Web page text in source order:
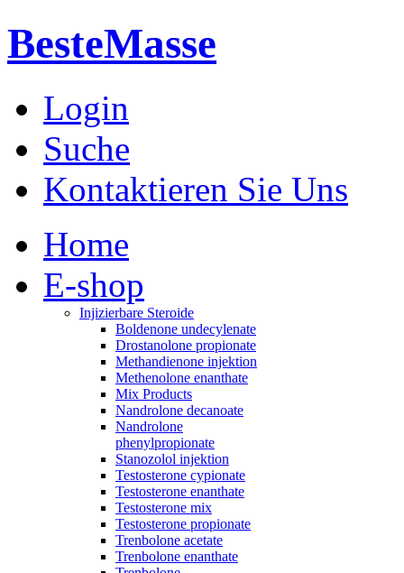
BesteMasse
Login
Suche
Kontaktieren Sie Uns
Home
E-shop
Injizierbare Steroide
Boldenone undecylenate
Drostanolone propionate
Methandienone injektion
Methenolone enanthate
Mix Products
Nandrolone decanoate
Nandrolone
phenylpropionate
Stanozolol injektion
Testosterone cypionate
Testosterone enanthate
Testosterone mix
Testosterone propionate
Trenbolone acetate
Trenbolone enanthate